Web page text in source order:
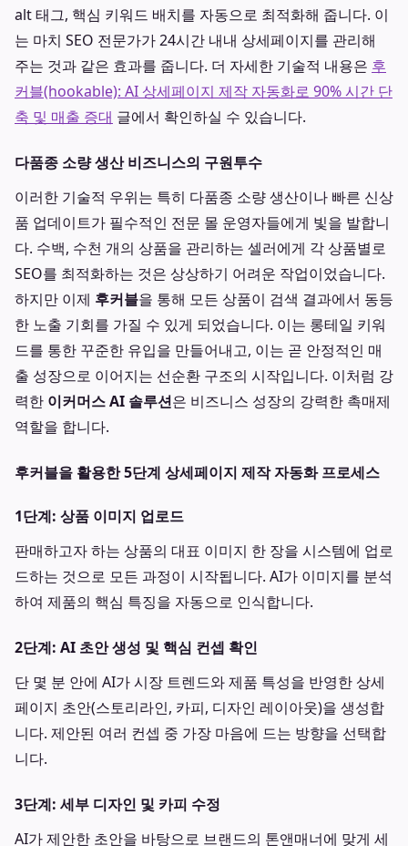
alt 태그, 핵심 키워드 배치를 자동으로 최적화해 줍니다. 이
는 마치 SEO 전문가가 24시간 내내 상세페이지를 관리해
주는 것과 같은 효과를 줍니다. 더 자세한 기술적 내용은 후
커블(hookable): AI 상세페이지 제작 자동화로 90% 시간 단
축 및 매출 증대 글에서 확인하실 수 있습니다.
다품종 소량 생산 비즈니스의 구원투수
이러한 기술적 우위는 특히 다품종 소량 생산이나 빠른 신상
품 업데이트가 필수적인 전문 몰 운영자들에게 빛을 발합니
다. 수백, 수천 개의 상품을 관리하는 셀러에게 각 상품별로
SEO를 최적화하는 것은 상상하기 어려운 작업이었습니다.
하지만 이제 후커블을 통해 모든 상품이 검색 결과에서 동등
한 노출 기회를 가질 수 있게 되었습니다. 이는 롱테일 키워
드를 통한 꾸준한 유입을 만들어내고, 이는 곧 안정적인 매
출 성장으로 이어지는 선순환 구조의 시작입니다. 이처럼 강
력한 이커머스 AI 솔루션은 비즈니스 성장의 강력한 촉매제
역할을 합니다.
후커블을 활용한 5단계 상세페이지 제작 자동화 프로세스
1단계: 상품 이미지 업로드
판매하고자 하는 상품의 대표 이미지 한 장을 시스템에 업로
드하는 것으로 모든 과정이 시작됩니다. AI가 이미지를 분석
하여 제품의 핵심 특징을 자동으로 인식합니다.
2단계: AI 초안 생성 및 핵심 컨셉 확인
단 몇 분 안에 AI가 시장 트렌드와 제품 특성을 반영한 상세
페이지 초안(스토리라인, 카피, 디자인 레이아웃)을 생성합
니다. 제안된 여러 컨셉 중 가장 마음에 드는 방향을 선택합
니다.
3단계: 세부 디자인 및 카피 수정
AI가 제안한 초안을 바탕으로 브랜드의 톤앤매너에 맞게 세